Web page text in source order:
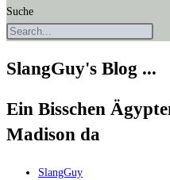
Suche
SlangGuy's Blog ...
Ein Biss­chen
Madi­son da
SlangGuy